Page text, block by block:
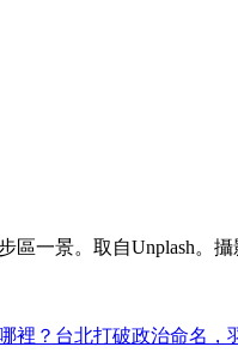
區一景。取自Unplash。攝
裡？台北打破政治命名，